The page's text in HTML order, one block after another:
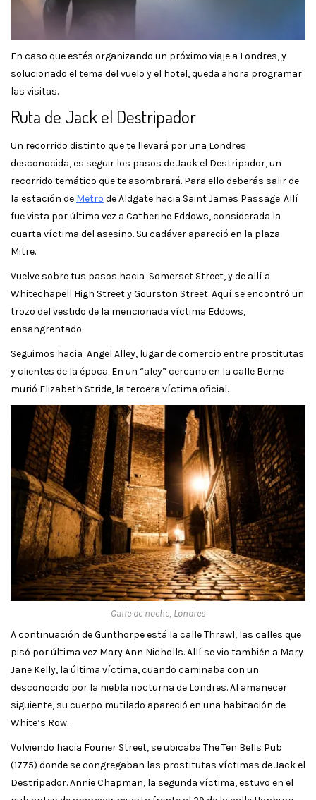
En caso que estés organizando un próximo viaje a Londres, y
solucionado el tema del vuelo y el hotel, queda ahora programar
las visitas.
Ruta de Jack el Destripador
Un recorrido distinto que te llevará por una Londres
desconocida, es seguir los pasos de Jack el Destripador, un
recorrido temático que te asombrará. Para ello deberás salir de
la estación de Metro de Aldgate hacia Saint James Passage. Allí
fue vista por última vez a Catherine Eddows, considerada la
cuarta víctima del asesino. Su cadáver apareció en la plaza
Mitre.
Vuelve sobre tus pasos hacia Somerset Street, y de allí a
Whitechapell High Street y Gourston Street. Aquí se encontró un
trozo del vestido de la mencionada víctima Eddows,
ensangrentado.
Seguimos hacia Angel Alley, lugar de comercio entre prostitutas
y clientes de la época. En un “aley” cercano en la calle Berne
murió Elizabeth Stride, la tercera víctima oficial.
Calle de noche, Londres
A continuación de Gunthorpe está la calle Thrawl, las calles que
pisó por última vez Mary Ann Nicholls. Allí se vio también a Mary
Jane Kelly, la última víctima, cuando caminaba con un
desconocido por la niebla nocturna de Londres. Al amanecer
siguiente, su cuerpo mutilado apareció en una habitación de
White’s Row.
Volviendo hacia Fourier Street, se ubicaba The Ten Bells Pub
(1775) donde se congregaban las prostitutas víctimas de Jack el
Destripador. Annie Chapman, la segunda víctima, estuvo en el